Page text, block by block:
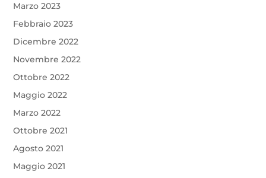
Marzo 2023
Febbraio 2023
Dicembre 2022
Novembre 2022
Ottobre 2022
Maggio 2022
Marzo 2022
Ottobre 2021
Agosto 2021
Maggio 2021